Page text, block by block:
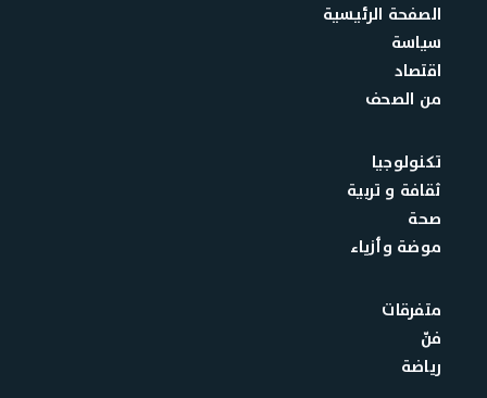
الصفحة الرئيسية
سياسة
اقتصاد
من الصحف
تكنولوجيا
ثقافة و تربية
صحة
موضة وأزياء
متفرقات
فنّ
رياضة